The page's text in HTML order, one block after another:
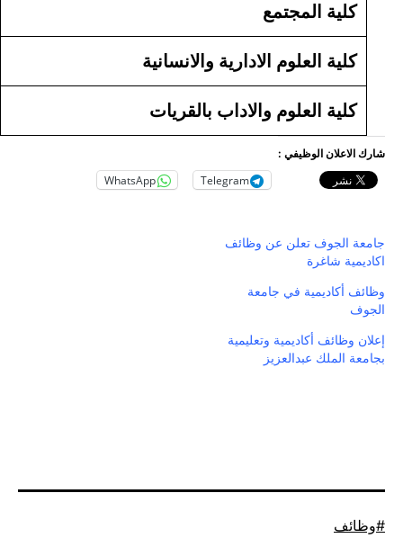
كلية المجتمع
كلية العلوم الادارية والانسانية
كلية العلوم والاداب بالقريات
شارك الاعلان الوظيفي :
Telegram
WhatsApp
جامعة الجوف تعلن عن وظائف
اكاديمية شاغرة
وظائف أكاديمية في جامعة
الجوف
إعلان وظائف أكاديمية وتعليمية
بجامعة الملك عبدالعزيز
موسوم
وظائف